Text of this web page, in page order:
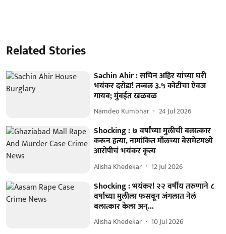
Related Stories
Sachin Ahir : सचिन अहिर यांच्या घरी
भयंकर दरोडा! तब्बल ३.५ कोटींचा ऐवज
गायब; मुंबईत खळबळ
Namdeo Kumbhar 24 Jul 2026
Shocking : ७ वर्षांच्या मुलीची बलात्कार
करून हत्या, नामांकित मॉलच्या बेसमेंटमध्ये
आरोपीचं भयंकर कृत्य
Alisha Khedekar 12 Jul 2026
Shocking : भयंकर! २२ वर्षीय तरुणाने ८
वर्षाच्या मुलीला फसवून जंगलात नेलं
बलात्कार केला अन्...
Alisha Khedekar 10 Jul 2026